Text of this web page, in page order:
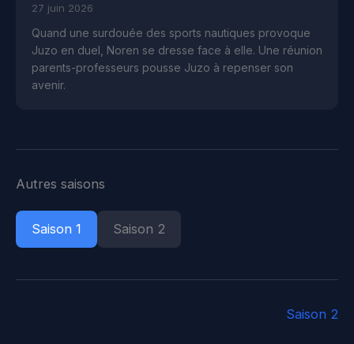
27 juin 2026
Quand une surdouée des sports nautiques provoque
Juzo en duel, Noren se dresse face à elle. Une réunion
parents-professeurs pousse Juzo à repenser son
avenir.
Autres saisons
Saison 1 Saison 2
Saison 2